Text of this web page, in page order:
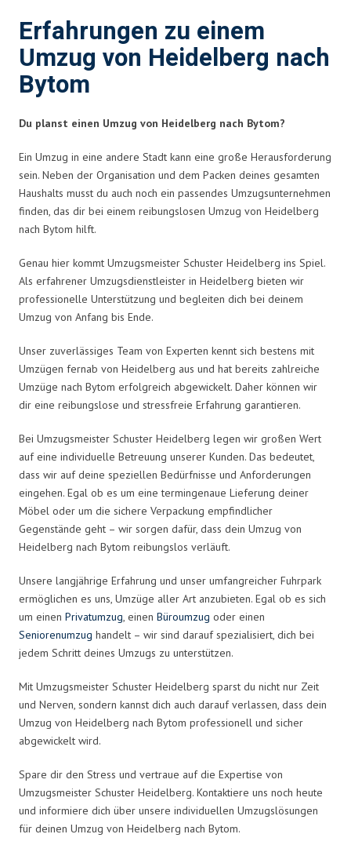
Erfahrungen zu einem
Umzug von Heidelberg nach
Bytom
Du planst einen Umzug von Heidelberg nach Bytom?
Ein Umzug in eine andere Stadt kann eine große Herausforderung
sein. Neben der Organisation und dem Packen deines gesamten
Haushalts musst du auch noch ein passendes Umzugsunternehmen
finden, das dir bei einem reibungslosen Umzug von Heidelberg
nach Bytom hilft.
Genau hier kommt Umzugsmeister Schuster Heidelberg ins Spiel.
Als erfahrener Umzugsdienstleister in Heidelberg bieten wir
professionelle Unterstützung und begleiten dich bei deinem
Umzug von Anfang bis Ende.
Unser zuverlässiges Team von Experten kennt sich bestens mit
Umzügen fernab von Heidelberg aus und hat bereits zahlreiche
Umzüge nach Bytom erfolgreich abgewickelt. Daher können wir
dir eine reibungslose und stressfreie Erfahrung garantieren.
Bei Umzugsmeister Schuster Heidelberg legen wir großen Wert
auf eine individuelle Betreuung unserer Kunden. Das bedeutet,
dass wir auf deine speziellen Bedürfnisse und Anforderungen
eingehen. Egal ob es um eine termingenaue Lieferung deiner
Möbel oder um die sichere Verpackung empfindlicher
Gegenstände geht – wir sorgen dafür, dass dein Umzug von
Heidelberg nach Bytom reibungslos verläuft.
Unsere langjährige Erfahrung und unser umfangreicher Fuhrpark
ermöglichen es uns, Umzüge aller Art anzubieten. Egal ob es sich
um einen Privatumzug, einen Büroumzug oder einen
Seniorenumzug handelt – wir sind darauf spezialisiert, dich bei
jedem Schritt deines Umzugs zu unterstützen.
Mit Umzugsmeister Schuster Heidelberg sparst du nicht nur Zeit
und Nerven, sondern kannst dich auch darauf verlassen, dass dein
Umzug von Heidelberg nach Bytom professionell und sicher
abgewickelt wird.
Spare dir den Stress und vertraue auf die Expertise von
Umzugsmeister Schuster Heidelberg. Kontaktiere uns noch heute
und informiere dich über unsere individuellen Umzugslösungen
für deinen Umzug von Heidelberg nach Bytom.